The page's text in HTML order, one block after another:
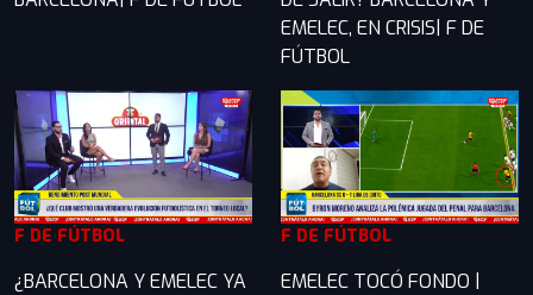
EMELEC, EN CRISIS| F DE
FÚTBOL
F DE FÚTBOL
¿BARCELONA Y EMELEC YA
F DE FÚTBOL
EMELEC TOCÓ FONDO |